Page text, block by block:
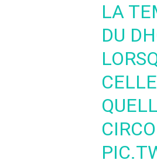
LA
DU